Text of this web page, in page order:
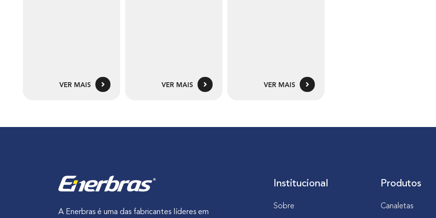
VER MAIS VER MAIS VER MAIS
A Enerbras é uma das fabricantes líderes em
Institucional
Sobre
Produtos
Canaletas